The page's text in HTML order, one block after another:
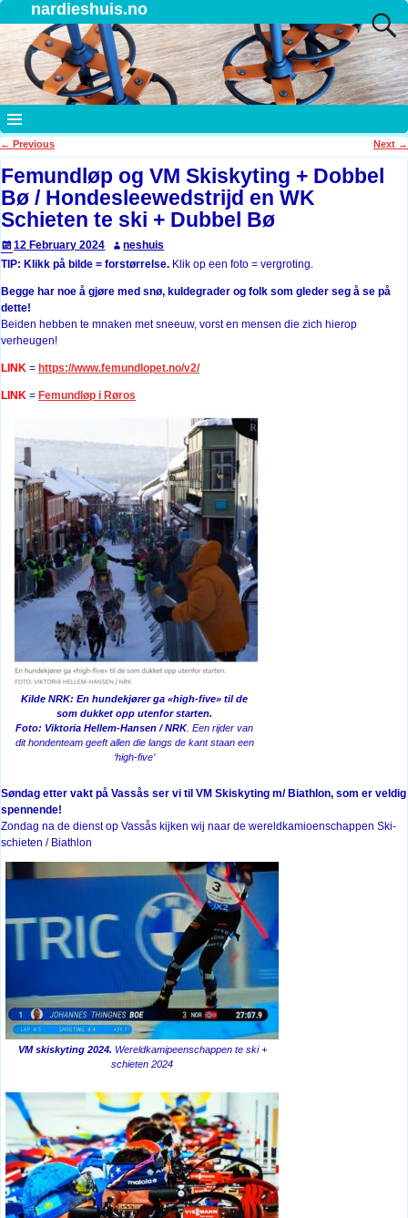
nardieshuis.no
Post navigation
← Previous Next →
Femundløp og VM Skiskyting + Dobbel
Bø / Hondesleewedstrijd en WK
Schieten te ski + Dubbel Bø
12 February 2024
neshuis
TIP: Klikk på bilde = forstørrelse. Klik op een foto = vergroting.
Begge har noe å gjøre med snø, kuldegrader og folk som gleder seg å se på
dette!
Beiden hebben te mnaken met sneeuw, vorst en mensen die zich hierop
verheugen!
LINK = https://www.femundlopet.no/v2/
LINK = Femundløp i Røros
Kilde NRK: En hundekjører ga «high-five» til de
som dukket opp utenfor starten.
Foto: Viktoria Hellem-Hansen / NRK. Een rijder van
dit hondenteam geeft allen die langs de kant staan een
‘high-five’
Søndag etter vakt på Vassås ser vi til VM Skiskyting m/ Biathlon, som er veldig
spennende!
Zondag na de dienst op Vassås kijken wij naar de wereldkamioenschappen Ski-
schieten / Biathlon
VM skiskyting 2024. Wereldkamipeenschappen te ski +
schieten 2024